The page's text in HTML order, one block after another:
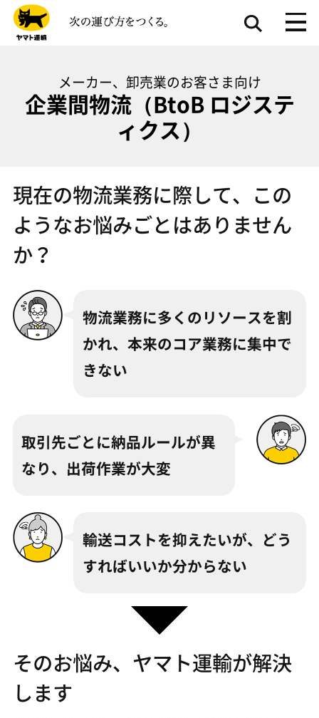
メーカー、卸売業のお客さま向け
企業間物流（BtoB ロジステ
ィクス）
現在の物流業務に際して、この
ようなお悩みごとはありません
か？
物流業務に多くのリソースを割
かれ、本来のコア業務に集中で
きない
取引先ごとに納品ルールが異
なり、出荷作業が大変
輸送コストを抑えたいが、どう
すればいいか分からない
そのお悩み、ヤマト運輸が解決
します